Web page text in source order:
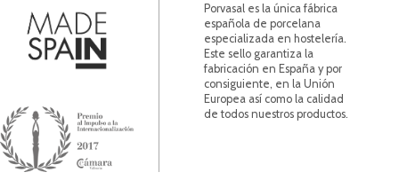
Porvasal es la única fábrica
española de porcelana
especializada en hostelería.
Este sello garantiza la
fabricación en España y por
consiguiente, en la Unión
Europea así como la calidad
de todos nuestros productos.